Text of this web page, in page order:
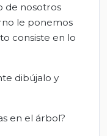
de nosotros
le ponemos
consiste en lo
dibújalo y
en el árbol?